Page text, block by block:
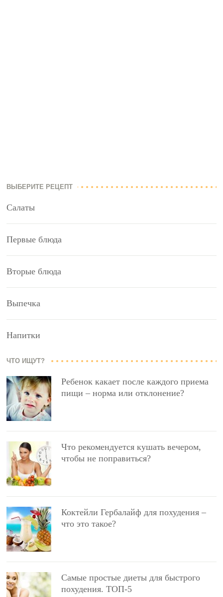
ВЫБЕРИТЕ РЕЦЕПТ
Салаты
Первые блюда
Вторые блюда
Выпечка
Напитки
ЧТО ИЩУТ?
Ребенок какает после каждого приема
пищи – норма или отклонение?
Что рекомендуется кушать вечером,
чтобы не поправиться?
Коктейли Гербалайф для похудения –
что это такое?
Самые простые диеты для быстрого
похудения. ТОП-5